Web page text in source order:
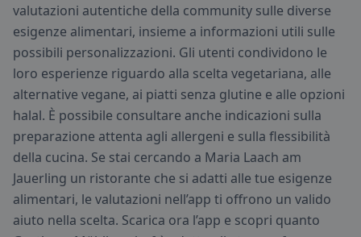
valutazioni autentiche della community sulle diverse
esigenze alimentari, insieme a informazioni utili sulle
possibili personalizzazioni. Gli utenti condividono le
loro esperienze riguardo alla scelta vegetariana, alle
alternative vegane, ai piatti senza glutine e alle opzioni
halal. È possibile consultare anche indicazioni sulla
preparazione attenta agli allergeni e sulla flessibilità
della cucina. Se stai cercando a Maria Laach am
Jauerling un ristorante che si adatti alle tue esigenze
alimentari, le valutazioni nell’app ti offrono un valido
aiuto nella scelta. Scarica ora l’app e scopri quanto